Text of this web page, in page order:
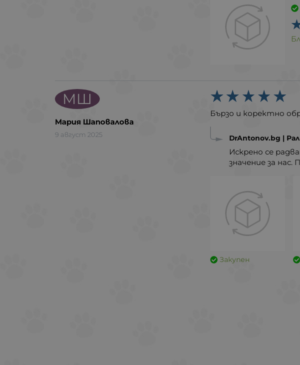
МШ
Мария Шаповалова
9 август 2025
Бързо и коректно
DrAntonov.bg |
Искрено се
значение за нас.
Закупен